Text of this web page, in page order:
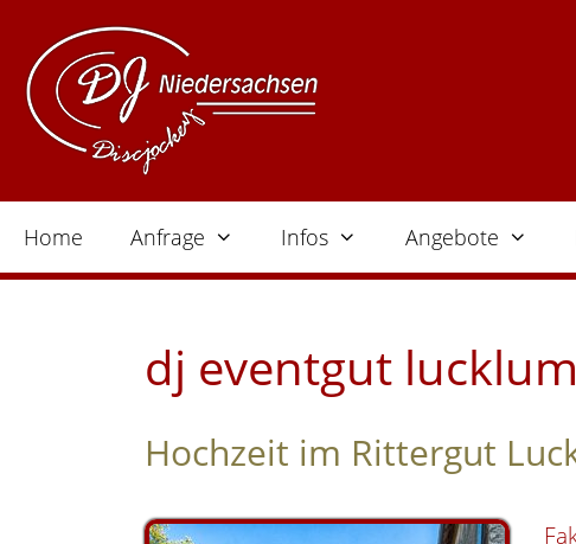
Inhalt
springen
Home Anfrage Infos Angebote
dj eventgut lucklum
Hochzeit im Rittergut